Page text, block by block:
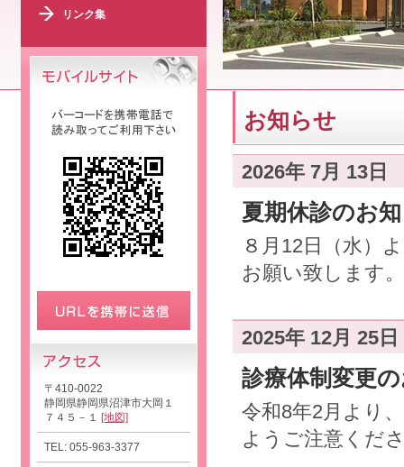
お知らせ
2026年 7月 13日
夏期休診のお
８月12日（水）
お願い致します
2025年 12月 25日
診療体制変更
令和8年2月より
ようご注意くだ
リンク集
〒410-0022
静岡県静岡県沼津市大岡１
７４５－１ [地図]
TEL: 055-963-3377